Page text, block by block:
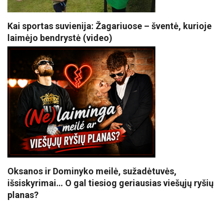
Kai sportas suvienija: Žagariuose – šventė, kurioje
laimėjo bendrystė (video)
Oksanos ir Dominyko meilė, sužadėtuvės,
išsiskyrimai… O gal tiesiog geriausias viešųjų ryšių
planas?